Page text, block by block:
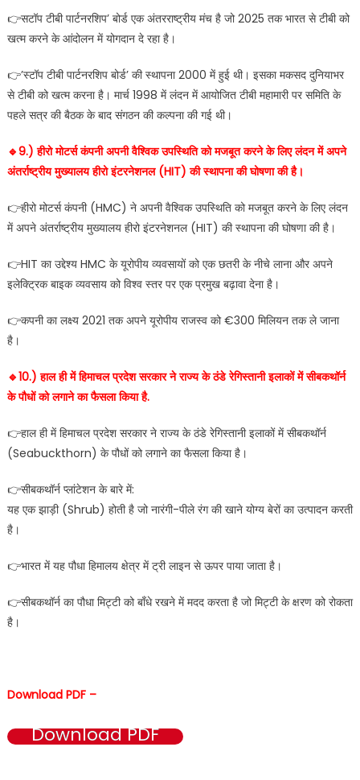
👉सटॉप टीबी पार्टनरशिप’ बोर्ड एक अंतरराष्ट्रीय मंच है जो 2025 तक भारत से टीबी को
खत्म करने के आंदोलन में योगदान दे रहा है।
👉’स्टॉप टीबी पार्टनरशिप बोर्ड’ की स्थापना 2000 में हुई थी। इसका मकसद दुनियाभर
से टीबी को खत्म करना है। मार्च 1998 में लंदन में आयोजित टीबी महामारी पर समिति के
पहले सत्र की बैठक के बाद संगठन की कल्पना की गई थी।
🔹️9.) हीरो मोटर्स कंपनी अपनी वैश्विक उपस्थिति को मजबूत करने के लिए लंदन में अपने
अंतर्राष्ट्रीय मुख्यालय हीरो इंटरनेशनल (HIT) की स्थापना की घोषणा की है।
👉हीरो मोटर्स कंपनी (HMC) ने अपनी वैश्विक उपस्थिति को मजबूत करने के लिए लंदन
में अपने अंतर्राष्ट्रीय मुख्यालय हीरो इंटरनेशनल (HIT) की स्थापना की घोषणा की है।
👉HIT का उद्देश्य HMC के यूरोपीय व्यवसायों को एक छतरी के नीचे लाना और अपने
इलेक्ट्रिक बाइक व्यवसाय को विश्व स्तर पर एक प्रमुख बढ़ावा देना है।
👉कपनी का लक्ष्य 2021 तक अपने यूरोपीय राजस्व को €300 मिलियन तक ले जाना
है।
🔹️10.) हाल ही में हिमाचल प्रदेश सरकार ने राज्य के ठंडे रेगिस्तानी इलाकों में सीबकथॉर्न
के पौधों को लगाने का फैसला किया है.
👉हाल ही में हिमाचल प्रदेश सरकार ने राज्य के ठंडे रेगिस्तानी इलाकों में सीबकथॉर्न
(Seabuckthorn) के पौधों को लगाने का फैसला किया है।
👉सीबकथॉर्न प्लांटेशन के बारे में:
यह एक झाड़ी (Shrub) होती है जो नारंगी-पीले रंग की खाने योग्य बेरों का उत्पादन करती
है।
👉भारत में यह पौधा हिमालय क्षेत्र में ट्री लाइन से ऊपर पाया जाता है।
👉सीबकथॉर्न का पौधा मिट्टी को बाँधे रखने में मदद करता है जो मिट्टी के क्षरण को रोकता
है।
Download PDF –
Download PDF